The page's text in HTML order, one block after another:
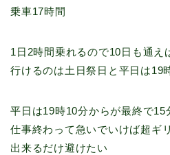
乗車17時間
1日2時間乗れるので10日も通え
行けるのは土日祭日と平日は19
平日は19時10分からが最終で15
仕事終わって急いでいけば超ギ
出来るだけ避けたい